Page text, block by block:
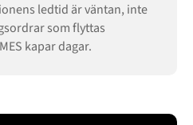
ledtid är väntan, inte
som flyttas
kapar dagar.